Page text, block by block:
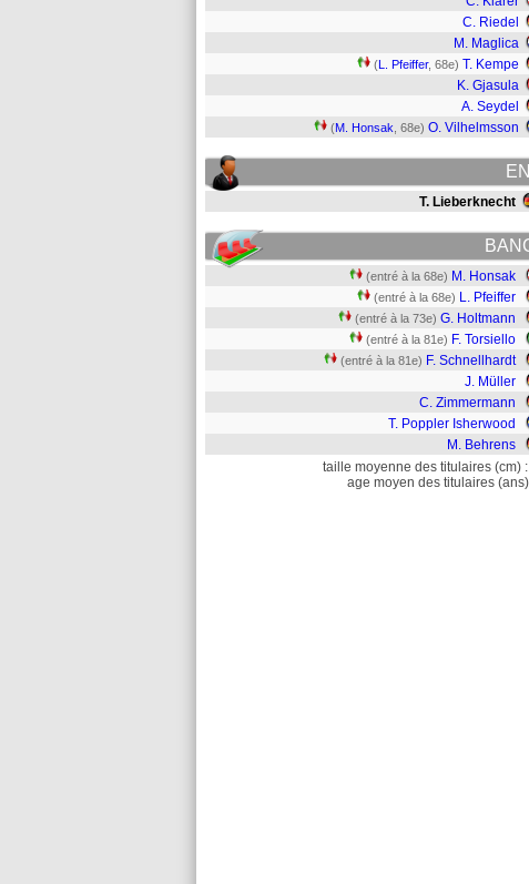
C. Riedel
M. Maglica
(L. Pfeiffer, 68e) T. Kempe
K. Gjasula
A. Seydel
(M. Honsak , 68e) O. Vilhelmsson
T. Lieberknecht
(entré à la 68e) M. Honsak
(entré à la 68e) L. Pfeiffer
(entré à la 73e) G. Holtmann
(entré à la 81e) F. Torsiello
(entré à la 81e) F. Schnellhardt
J. Müller
C. Zimmermann
T. Poppler Isherwood
M. Behrens
taille moyenne des titulaires (cm) :
age moyen des titulaires